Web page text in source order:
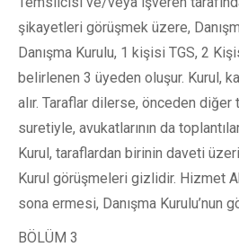
şikayetleri görüşmek üzere,
Danışma Kurulu, 1 kişisi TGS, 2
belirlenen 3 üyeden oluşur. Kurul,
alır. Taraflar dilerse, önceden
suretiyle, avukatlarının da
Kurul, taraflardan birinin daveti
Kurul görüşmeleri gizlidir. Hizmet
sona ermesi, Danışma Kurulu’nun
BÖLÜM 3